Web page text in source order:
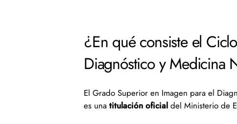
¿En qué consiste el
Diagnóstico y Medicina
El Grado Superior en Imagen para el
es una titulación oficial del Ministerio de